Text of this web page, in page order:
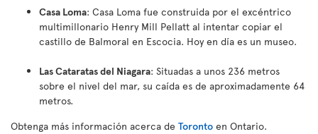
Casa Loma: Casa Loma fue construida por el excéntrico
multimillonario Henry Mill Pellatt al intentar copiar el
castillo de Balmoral en Escocia. Hoy en día es un museo.
Las Cataratas del Niagara: Situadas a unos 236 metros
sobre el nivel del mar, su caída es de aproximadamente 64
metros.
Obtenga más información acerca de Toronto en Ontario.